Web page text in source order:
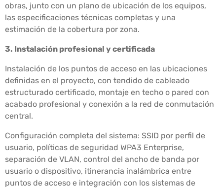
obras, junto con un plano de ubicación de los equipos,
las especificaciones técnicas completas y una
estimación de la cobertura por zona.
3. Instalación profesional y certificada
Instalación de los puntos de acceso en las ubicaciones
definidas en el proyecto, con tendido de cableado
estructurado certificado, montaje en techo o pared con
acabado profesional y conexión a la red de conmutación
central.
Configuración completa del sistema: SSID por perfil de
usuario, políticas de seguridad WPA3 Enterprise,
separación de VLAN, control del ancho de banda por
usuario o dispositivo, itinerancia inalámbrica entre
puntos de acceso e integración con los sistemas de